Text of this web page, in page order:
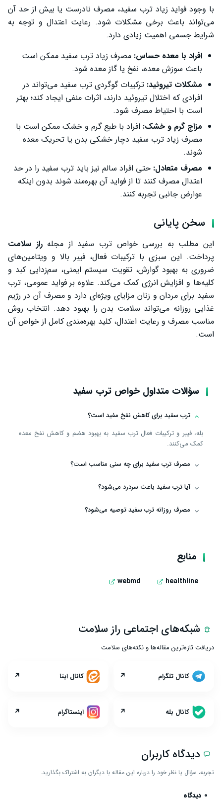
با وجود فواید زیاد ترب سفید، مصرف نادرست یا بیش از حد آن
می‌تواند باعث برخی مشکلات شود. رعایت اعتدال و توجه به
شرایط جسمی اهمیت زیادی دارد.
افراد با معده حساس: مصرف زیاد ترب سفید ممکن است
باعث سوزش معده، نفخ یا گاز معده شود.
مشکلات تیروئید: ترکیبات گوگردی ترب سفید می‌تواند در
افرادی که اختلال تیروئید دارند، اثرات منفی ایجاد کند؛ بهتر
است با احتیاط مصرف شود.
مزاج گرم و خشک: افراد با طبع گرم و خشک ممکن است با
مصرف زیاد ترب سفید دچار خشکی بدن یا تحریک معده
شوند.
مصرف متعادل: حتی افراد سالم نیز باید ترب سفید را در حد
اعتدال مصرف کنند تا از فواید آن بهره‌مند شوند بدون اینکه
عوارض جانبی تجربه کنند.
سخن پایانی
این مطلب به بررسی خواص ترب سفید از مجلهراز سلامت
پرداخت. این سبزی با ترکیبات فعال، فیبر بالا و ویتامین‌های
ضروری به بهبود گوارش، تقویت سیستم ایمنی، سم‌زدایی کبد و
کلیه‌ها و افزایش انرژی کمک می‌کند. علاوه بر فواید عمومی، ترب
سفید برای مردان و زنان مزایای ویژه‌ای دارد و مصرف آن در رژیم
غذایی روزانه می‌تواند سلامت بدن را بهبود دهد. انتخاب روش
مناسب مصرف و رعایت اعتدال، کلید بهره‌مندی کامل از خواص آن
است.
سؤالات متداول خواص ترب سفید
ترب سفید برای کاهش نفخ مفید است؟
بله، فیبر و ترکیبات فعال ترب سفید به بهبود هضم و کاهش نفخ معده
کمک می‌کنند.
مصرف ترب سفید برای چه سنی مناسب است؟
آیا ترب سفید باعث سردرد می‌شود؟
مصرف روزانه ترب سفید توصیه می‌شود؟
منابع
healthline
webmd
شبکه‌های اجتماعی راز سلامت
دریافت تازه‌ترین مقاله‌ها و نکته‌های سلامت
کانال تلگرام ↗ کانال ایتا ↗
کانال بله ↗ اینستاگرام ↗
دیدگاه کاربران
تجربه، سؤال یا نظر خود را درباره این مقاله با دیگران به اشتراک بگذارید.
0 دیدگاه